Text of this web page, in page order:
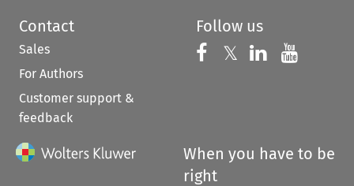
Contact
Sales
For Authors
Customer support &
feedback
Follow us
Follow us on
𝕏 Follow us on
Follow us
When you have to be
right